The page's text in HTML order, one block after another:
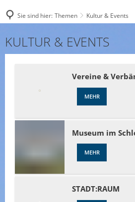
Sie sind hier: Themen Kultur & Events
Kultur
&
KULTUR & EVENTS
Vereine &
MEHR
Museum im
MEHR
STADT:RAUM